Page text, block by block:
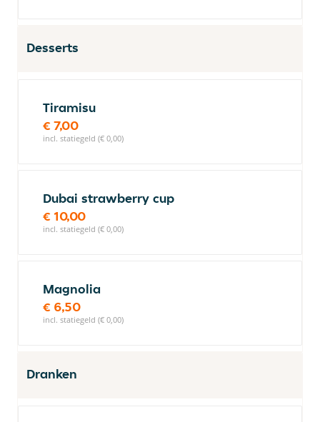
Desserts
Tiramisu
€ 7,00
incl. statiegeld (€ 0,00)
Dubai strawberry cup
€ 10,00
incl. statiegeld (€ 0,00)
Magnolia
€ 6,50
incl. statiegeld (€ 0,00)
Dranken